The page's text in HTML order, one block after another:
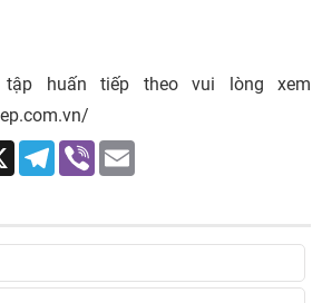
huấn tiếp theo vui lòng xem
X Telegram
Viber